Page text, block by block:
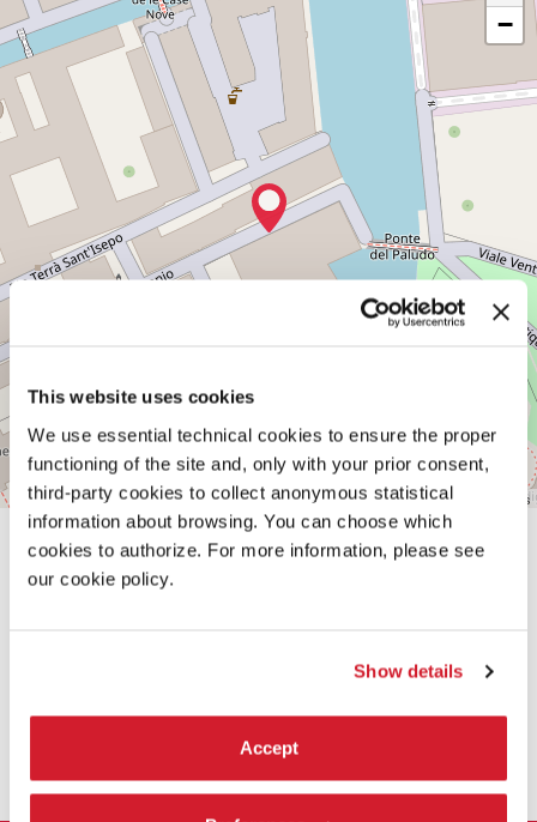
This website uses cookies
We use essential technical cookies to ensure the proper
functioning of the site and, only with your prior consent,
third-party cookies to collect anonymous statistical
information about browsing. You can choose which
cookies to authorize. For more information, please see
our cookie policy.
Show details
Accept
BIENNALE
CALLE
PALUDO
SANT’ANTONIO
30122
VENEZIA
041
5218939
biblioteca.asac@labiennale.org
SCOPRI LA SEDE
−
Leaflet| ©OpenStreetMap contributors
CONDIVIDI SU